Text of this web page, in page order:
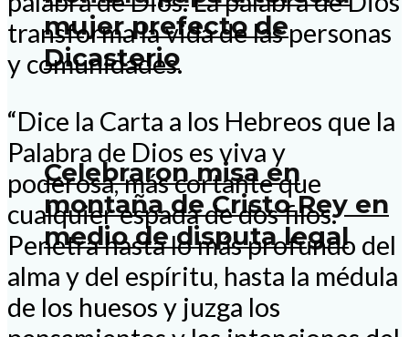
mujer prefecto de
Dicasterio
Celebraron misa en
montaña de Cristo Rey en
medio de disputa legal
transforma la vida de las personas
y comunidades.
“Dice la Carta a los Hebreos que la
Palabra de Dios es viva y
poderosa, más cortante que
cualquier espada de dos filos.
Penetra hasta lo más profundo del
alma y del espíritu, hasta la médula
de los huesos y juzga los